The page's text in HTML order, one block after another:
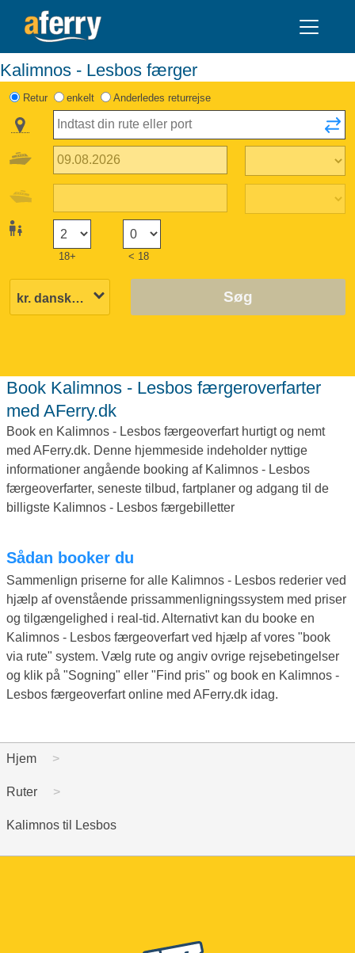
Kalimnos - Lesbos færger
Retur enkelt Anderledes returrejse
18+ < 18
Søg
Book Kalimnos - Lesbos færgeroverfarter
med AFerry.dk
Book en Kalimnos - Lesbos færgeoverfart hurtigt og nemt
med AFerry.dk. Denne hjemmeside indeholder nyttige
informationer angående booking af Kalimnos - Lesbos
færgeoverfarter, seneste tilbud, fartplaner og adgang til de
billigste Kalimnos - Lesbos færgebilletter
Sådan booker du
Sammenlign priserne for alle Kalimnos - Lesbos rederier ved
hjælp af ovenstående prissammenligningssystem med priser
og tilgængelighed i real-tid. Alternativt kan du booke en
Kalimnos - Lesbos færgeoverfart ved hjælp af vores "book
via rute" system. Vælg rute og angiv ovrige rejsebetingelser
og klik på "Sogning" eller "Find pris" og book en Kalimnos -
Lesbos færgeoverfart online med AFerry.dk idag.
Hjem
Ruter
Kalimnos til Lesbos